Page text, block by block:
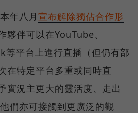
年八月 宣布解除獨佔合作形
夥伴可以在YouTube、
平台上進行直播（但仍有部
在特定平台多重或同時直
實況主更大的靈活度、走出
們亦可接觸到更廣泛的觀